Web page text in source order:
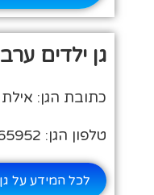
גן ילדים
כתובת הגן:
טלפון הגן: 08-8565952
לכל המידע על גן